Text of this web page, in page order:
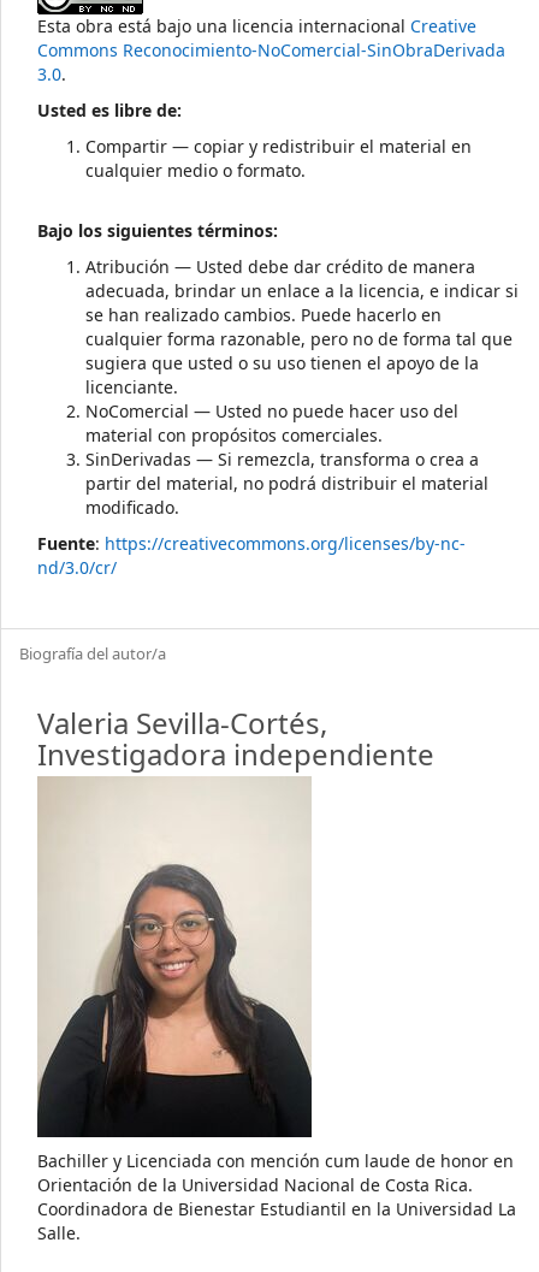
Esta obra está bajo una licencia internacional Creative
Commons Reconocimiento-NoComercial-SinObraDerivada
3.0.
Usted es libre de:
Compartir — copiar y redistribuir el material en
cualquier medio o formato.
Bajo los siguientes términos:
Atribución — Usted debe dar crédito de manera
adecuada, brindar un enlace a la licencia, e indicar si
se han realizado cambios. Puede hacerlo en
cualquier forma razonable, pero no de forma tal que
sugiera que usted o su uso tienen el apoyo de la
licenciante.
NoComercial — Usted no puede hacer uso del
material con propósitos comerciales.
SinDerivadas — Si remezcla, transforma o crea a
partir del material, no podrá distribuir el material
modificado.
Fuente: https://creativecommons.org/licenses/by-nc-
nd/3.0/cr/
Biografía del autor/a
Valeria Sevilla-Cortés,
Investigadora independiente
Bachiller y Licenciada con mención cum laude de honor en
Orientación de la Universidad Nacional de Costa Rica.
Coordinadora de Bienestar Estudiantil en la Universidad La
Salle.